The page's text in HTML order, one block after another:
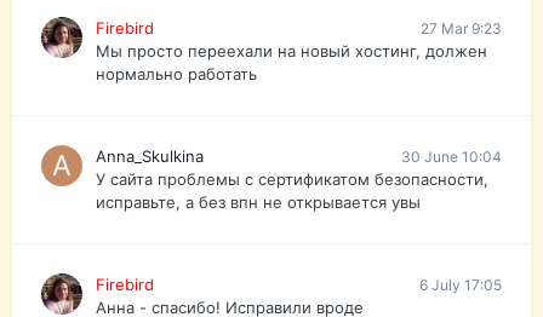
Firebird 27 Mar 9:23
Мы просто переехали на новый хостинг, должен
нормально работать
Anna_Skulkina 30 June 10:04
У сайта проблемы с сертификатом безопасности,
исправьте, а без впн не открывается увы
Firebird 6 July 17:05
Анна - спасибо! Исправили вроде